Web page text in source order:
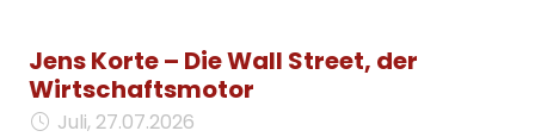
Jens Korte – Die Wall Street, der
Wirtschaftsmotor
Juli, 27.07.2026